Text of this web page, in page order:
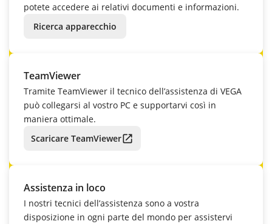
potete accedere ai relativi documenti e informazioni.
Ricerca apparecchio
TeamViewer
Tramite TeamViewer il tecnico dell’assistenza di VEGA
può collegarsi al vostro PC e supportarvi così in
maniera ottimale.
Scaricare TeamViewer
Assistenza in loco
I nostri tecnici dell’assistenza sono a vostra
disposizione in ogni parte del mondo per assistervi